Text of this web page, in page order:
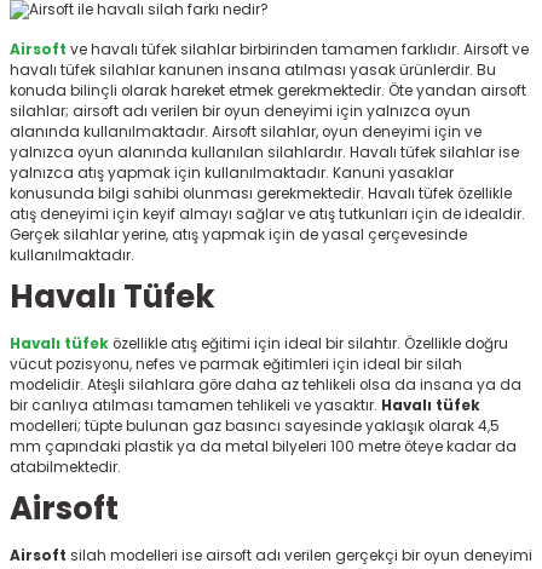
Mermisi
Airsoft ve havalı tüfek silahlar birbirinden tamamen farklıdır. Airsoft ve
havalı tüfek silahlar kanunen insana atılması yasak ürünlerdir. Bu
konuda bilinçli olarak hareket etmek gerekmektedir. Öte yandan airsoft
silahlar; airsoft adı verilen bir oyun deneyimi için yalnızca oyun
alanında kullanılmaktadır. Airsoft silahlar, oyun deneyimi için ve
yalnızca oyun alanında kullanılan silahlardır. Havalı tüfek silahlar ise
yalnızca atış yapmak için kullanılmaktadır. Kanuni yasaklar
konusunda bilgi sahibi olunması gerekmektedir. Havalı tüfek özellikle
atış deneyimi için keyif almayı sağlar ve atış tutkunları için de idealdir.
Gerçek silahlar yerine, atış yapmak için de yasal çerçevesinde
kullanılmaktadır.
Havalı Tüfek
Havalı tüfeközellikle atış eğitimi için ideal bir silahtır. Özellikle doğru
vücut pozisyonu, nefes ve parmak eğitimleri için ideal bir silah
modelidir. Ateşli silahlara göre daha az tehlikeli olsa da insana ya da
bir canlıya atılması tamamen tehlikeli ve yasaktır. Havalı tüfek
modelleri; tüpte bulunan gaz basıncı sayesinde yaklaşık olarak 4,5
mm çapındaki plastik ya da metal bilyeleri 100 metre öteye kadar da
atabilmektedir.
Airsoft
Airsoft silah modelleri ise airsoft adı verilen gerçekçi bir oyun deneyimi